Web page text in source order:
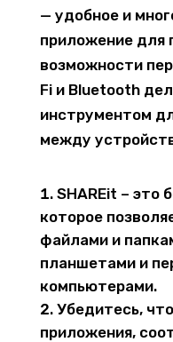
— удобное и
приложение для
возможности
Fi и Bluetooth
инструментом
между
SHAREit – это
которое
файлами и
планшетами и
компьютерами.
Убедитесь,
приложения,